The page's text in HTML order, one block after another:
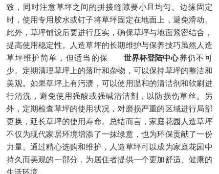
致，同时注意草坪之间的拼接缝隙要小且均匀。边缘固定
时，使用专用胶水或钉子将草坪固定在地面上，避免滑动。
此外，草坪铺设后要进行压实，确保草坪与地面紧密结合，
提高使用稳定性。人造草坪的长期维护与保养技巧虽然人造
草坪维护简单，但适当的保
世界杯登陆中心养仍不可
少。定期清理草坪上的落叶和杂物，可以保持草坪的整洁和
美观。如果草坪上有污渍，可以使用温和的清洁剂和软刷进
行清洗，避免使用强酸或强碱清洁剂，以防损伤草丝。另
外，定期检查草坪的使用状况，对磨损严重的区域进行局部
更换，延长草坪的使用寿命。总结而言，家庭花园人造草坪
不仅为现代家居环境增添了一抹绿意，也为环保贡献了一份
力量。通过精心选购和维护，人造草坪可以成为家庭花园中
持久而美观的一部分，为居住者提供一个更加舒适、健康的
生活环境。